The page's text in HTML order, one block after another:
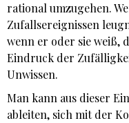
rational umzugehen.
Zufallsereignissen
wenn er oder sie weiß,
Eindruck der
Unwissen.
Man kann aus dieser
ableiten, sich mit der